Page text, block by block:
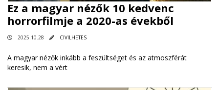
Ez a magyar nézők 10 kedvenc
horrorfilmje a 2020-as évekből
2025.10.28 CIVILHETES
A magyar nézők inkább a feszültséget és az atmoszférát
keresik, nem a vért